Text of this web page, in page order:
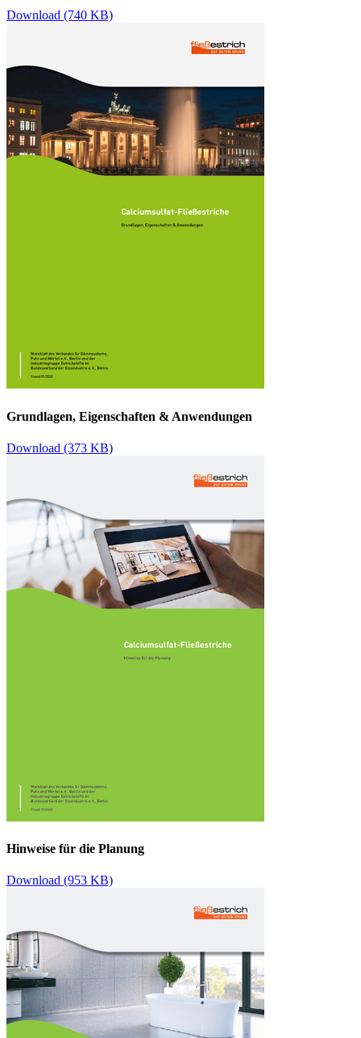
Download (740 KB)
Grundlagen, Eigenschaften & Anwendungen
Download (373 KB)
Hinweise für die Planung
Download (953 KB)